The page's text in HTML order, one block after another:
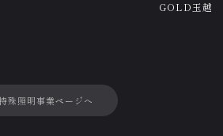
GOLD玉越
殊照明事業ページへ